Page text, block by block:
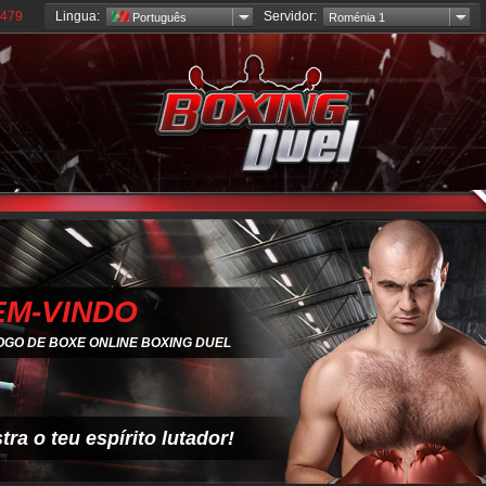
Lingua: Português Servidor: Roménia 1
VINDO
DE BOXE ONLINE BOXING DUEL
o teu espírito lutador!